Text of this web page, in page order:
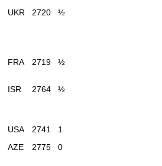
UKR 2720
½
FRA 2719 ½
ISR 2764 ½
USA 2741
1
AZE 2775 0